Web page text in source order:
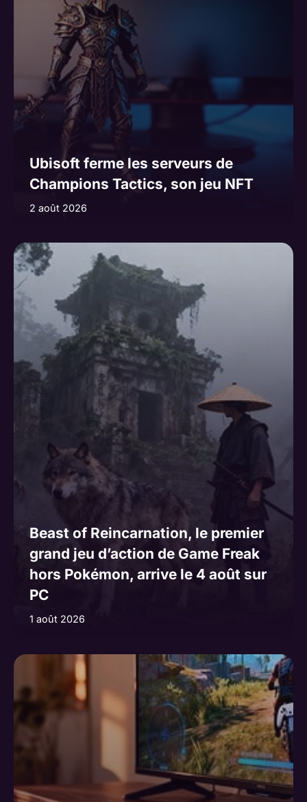
Ubisoft ferme les serveurs de
Champions Tactics, son jeu NFT
2 août 2026
Beast of Reincarnation, le premier
grand jeu d’action de Game Freak
hors Pokémon, arrive le 4 août sur
PC
1 août 2026